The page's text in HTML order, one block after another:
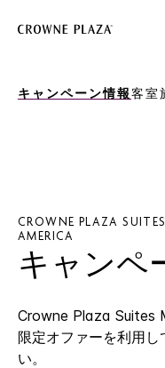
キャンペーン情報客室
CROWNE PLAZA SUITES
AMERICA
キャンペ
Crowne Plaza Suites
限定オファーを利用
い。